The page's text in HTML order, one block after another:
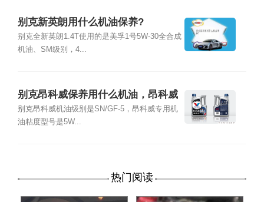
别克新英朗用什么机油保养?
别克全新英朗1.4T使用的是美孚1号5W-30全合成
机油、SM级别，4...
别克昂科威保养用什么机油，昂科威
专用机油粘度级别
别克昂科威机油级别是SN/GF-5，昂科威专用机
油粘度型号是5W...
热门阅读